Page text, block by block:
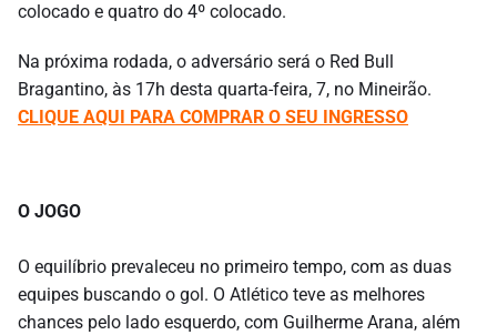
colocado e quatro do 4º colocado.
Na próxima rodada, o adversário será o Red Bull
Bragantino, às 17h desta quarta-feira, 7, no Mineirão.
CLIQUE AQUI PARA COMPRAR O SEU INGRESSO
O JOGO
O equilíbrio prevaleceu no primeiro tempo, com as duas
equipes buscando o gol. O Atlético teve as melhores
chances pelo lado esquerdo, com Guilherme Arana, além